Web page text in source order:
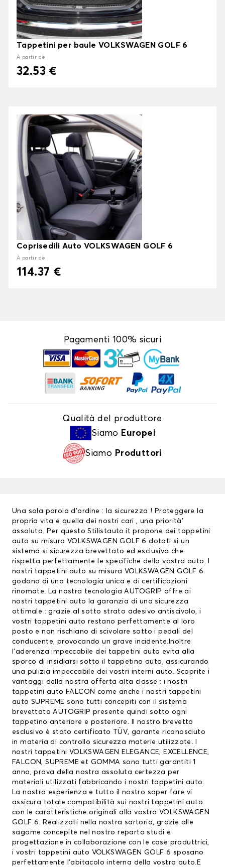
Tappetini per baule VOLKSWAGEN GOLF 6
À partir de
32.53 €
Coprisedili Auto VOLKSWAGEN GOLF 6
À partir de
114.37 €
Pagamenti 100% sicuri
Qualità del produttore
Siamo Europei
Siamo Produttori
Una sola parola d’ordine : la sicurezza ! Proteggere la
propria vita e quella dei nostri cari , una priorità’
assoluta. Per questo Stilistauto.it propone dei tappetini
auto su misura VOLKSWAGEN GOLF 6 dotati si un
sistema si sicurezza brevettato ed esclusivo che
rispetta perfettamente le specifiche della vostra auto. I
nostri tappetini auto su misura VOLKSWAGEN GOLF 6
godono di una tecnologia unica e di certificazioni
rinomate. La nostra tecnologia AUTOGRIP offre ai
nostri tappetini auto
la garanzia di una sicurezza
ottimale : grazie al sotto strato adesivo antiscivolo, i
vostri tappetini auto restano perfettamente al loro
posto e non rischiano di scivolare sotto i pedali del
conducente, provocando un grave incidente.Inoltre
l’aderenza impeccabile dei tappetini auto evita alla
sporco di insidiarsi sotto il tappetino auto, assicurando
una pulizia impeccabile dei vostri interni auto. Scoprite i
vantaggi della nostra offerta alta classe : i nostri
tappetini auto FALCON come anche i nostri tappetini
auto SUPREME sono tutti concepiti con il sistema
brevettato AUTOGRIP presente quindi sotto ogni
tappetino anteriore e posteriore. Il nostro brevetto
esclusivo è stato certificato TÜV, garante riconosciuto
in materia di controllo sicurezza materie utilizzate. I
nostri tappetini VOLKSWAGEN
ELEGANCE, EXCELLENCE,
FALCON, SUPREME et GOMMA sono tutti garantiti 1
anno, prova della nostra assoluta certezza per
materiali utilizzati fabbricando i nostri tappetini auto.
La nostra esperienza e tutto il nostro saper fare vi
assicura totale compatibilità sui nostri tappetini auto
con le caratteristiche originali alla vostra VOLKSWAGEN
GOLF 6. Realizzati nella nostra sartoria, grazie alle
sagome concepite nel nostro reparto studi e
progettazione in collaborazione con le case produttrici,
i vostri tappetini auto VOLKSWAGEN GOLF 6 sposano
perfettamente l’abitacolo interna della vostra auto.E